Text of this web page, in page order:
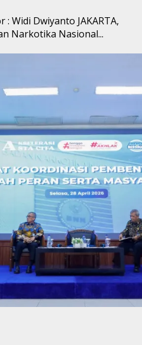
Widi Dwiyanto JAKARTA,
Narkotika Nasional...